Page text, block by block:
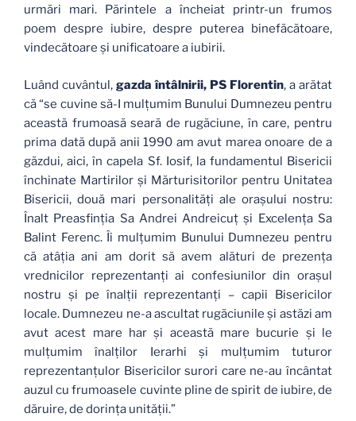
urmări mari. Părintele a încheiat printr-un frumos
poem despre iubire, despre puterea binefăcătoare,
vindecătoare şi unificatoare a iubirii.
Luând cuvântul, gazda întâlnirii, PS Florentin, a arătat
că “se cuvine să-I mulţumim Bunului Dumnezeu pentru
această frumoasă seară de rugăciune, în care, pentru
prima dată după anii 1990 am avut marea onoare de a
găzdui, aici, în capela Sf. Iosif, la fundamentul Bisericii
închinate Martirilor şi Mărturisitorilor pentru Unitatea
Bisericii, două mari personalităţi ale oraşului nostru:
Înalt Preasfinţia Sa Andrei Andreicuţ şi Excelenţa Sa
Balint Ferenc. Îi mulţumim Bunului Dumnezeu pentru
că atâţia ani am dorit să avem alături de prezenţa
vrednicilor reprezentanţi ai confesiunilor din oraşul
nostru şi pe înalţii reprezentanţi – capii Bisericilor
locale. Dumnezeu ne-a ascultat rugăciunile şi astăzi am
avut acest mare har şi această mare bucurie şi le
mulţumim înalţilor Ierarhi şi mulţumim tuturor
reprezentanţulor Bisericilor surori care ne-au încântat
auzul cu frumoasele cuvinte pline de spirit de iubire, de
dăruire, de dorinţa unităţii.”